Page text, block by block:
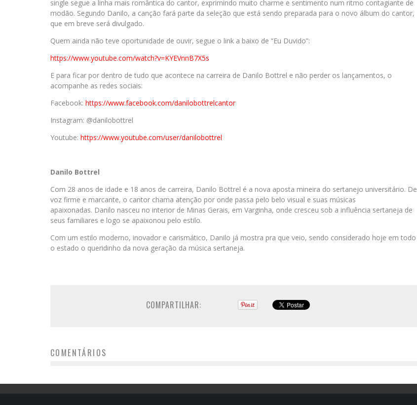
single segue a linha mais romântica do cantor, exprimindo muito charme e sentimento num ritmo contagiante de
modão. Segundo Danilo, a canção fará parte da seleção que está sendo preparada para o novo álbum do cantor,
que em breve será divulgado.
Quem ainda não teve oportunidade de ouvir, segue o link a baixo de “Eu Duvido”:
https://www.youtube.com/watch?v=KYEVnnB7X5s
E para ficar por dentro de tudo que acontece na carreira de Danilo Bottrel e não perder os lançamentos, o
acompanhe as redes sociais:
Facebook: https://www.facebook.com/danilobottrelcantor
Instagram: @danilobottrel
Youtube: https://www.youtube.com/user/danilobottrel
Danilo Bottrel
Com 28 anos de idade e 18 anos de carreira, Danilo Bottrel é a nova aposta mineira do sertanejo universitário. De
voz firme e marcante, o cantor chama atenção por onde passa pelo belo visual e suas músicas
apaixonadas. Danilo nasceu no interior de Minas Gerais, em Varginha, onde cresceu sob a influência sertaneja de
seus familiares e logo se apaixonou pelo estilo.
Com um estilo moderno, inovador e carismático, Danilo já mostra pra que veio, sendo considerado hoje em todo
o estado o queridinho da nova geração da música sertaneja.
COMPARTILHAR:
COMENTÁRIOS